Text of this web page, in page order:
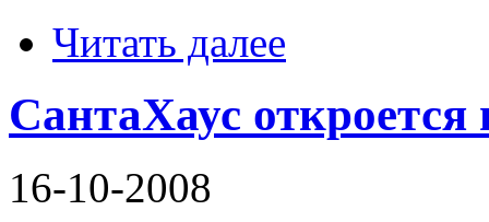
Читать далее
СантаХаус откроется
16-10-2008